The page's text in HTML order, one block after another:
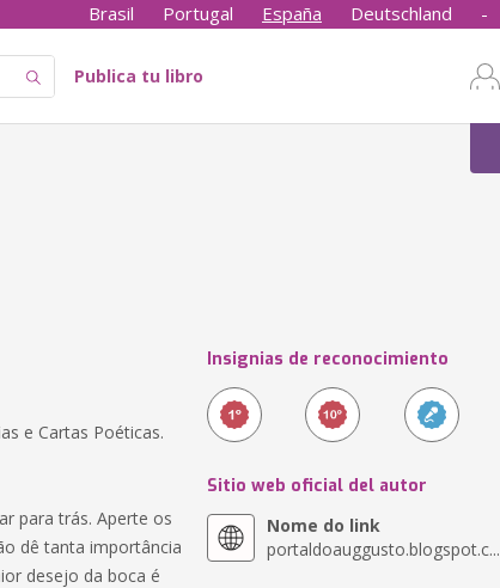
Brasil Portugal España Deutschland -
Publica tu libro
e Cartas Poéticas.
para trás. Aperte os
dê tanta importância
desejo da boca é
Insignias de reconocimiento
Sitio web oficial del autor
Nome do link
portaldoauggusto.blogspot.c...